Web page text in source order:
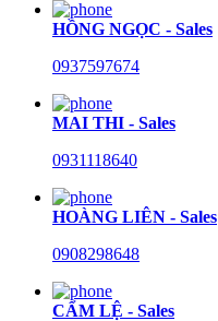
HỒNG NGỌC - Sales
0937597674
MAI THI - Sales
0931118640
HOÀNG LIÊN - Sales
0908298648
CẨM LỆ - Sales